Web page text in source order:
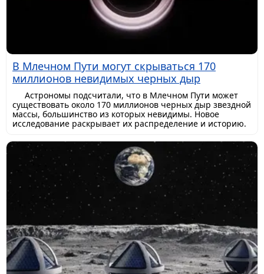
В Млечном Пути могут скрываться 170
миллионов невидимых черных дыр
Астрономы подсчитали, что в Млечном Пути может
существовать около 170 миллионов черных дыр звездной
массы, большинство из которых невидимы. Новое
исследование раскрывает их распределение и историю.